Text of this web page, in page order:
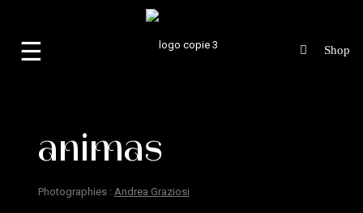
☰
animas
Photographies : Andrea Graziosi